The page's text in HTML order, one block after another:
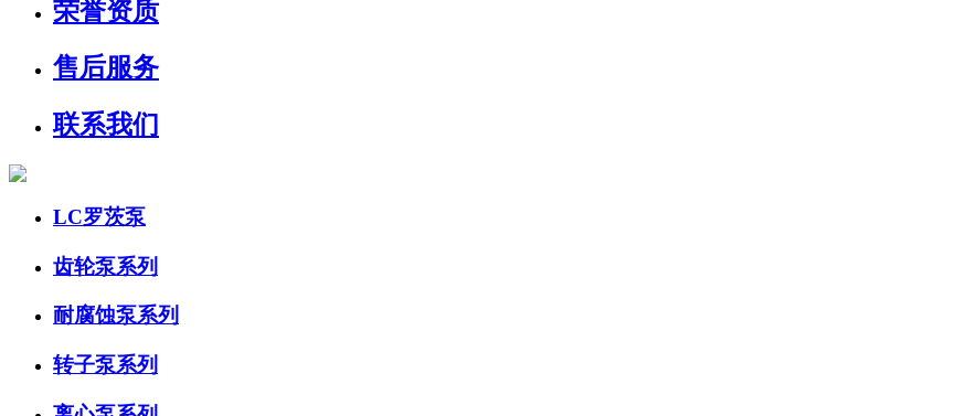
荣誉资质
售后服务
联系我们
LC罗茨泵
齿轮泵系列
耐腐蚀泵系列
转子泵系列